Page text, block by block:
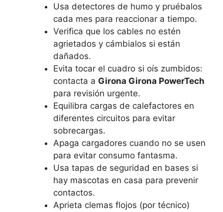
Usa detectores de humo y pruébalos
cada mes para reaccionar a tiempo.
Verifica que los cables no estén
agrietados y cámbialos si están
dañados.
Evita tocar el cuadro si oís zumbidos:
contacta a Girona Girona PowerTech
para revisión urgente.
Equilibra cargas de calefactores en
diferentes circuitos para evitar
sobrecargas.
Apaga cargadores cuando no se usen
para evitar consumo fantasma.
Usa tapas de seguridad en bases si
hay mascotas en casa para prevenir
contactos.
Aprieta clemas flojos (por técnico)